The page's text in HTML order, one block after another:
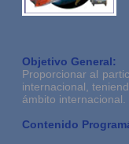
Objetivo General:
Proporcionar al
internacional,
ámbito internacional.
Contenido